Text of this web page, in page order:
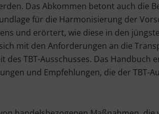
Das Abkommen betont auch die
für die Harmonisierung der
und erörtert, wie diese in den
mit den Anforderungen an die
TBT-Ausschusses. Das Handbuch
und Empfehlungen, die der TBT-